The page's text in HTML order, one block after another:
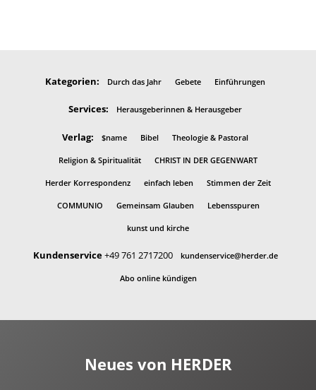
Kategorien: Durch das Jahr Gebete Einführungen
Services: Herausgeberinnen & Herausgeber
Verlag: $name Bibel Theologie & Pastoral
Religion & Spiritualität CHRIST IN DER GEGENWART
Herder Korrespondenz einfach leben Stimmen der Zeit
COMMUNIO Gemeinsam Glauben Lebensspuren
kunst und kirche
Kundenservice+49 761 2717200 kundenservice@herder.de
Abo online kündigen
Neues von HERDER